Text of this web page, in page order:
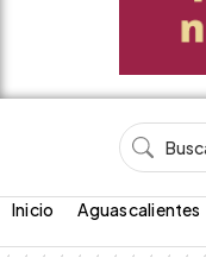
Inicio Aguascalientes